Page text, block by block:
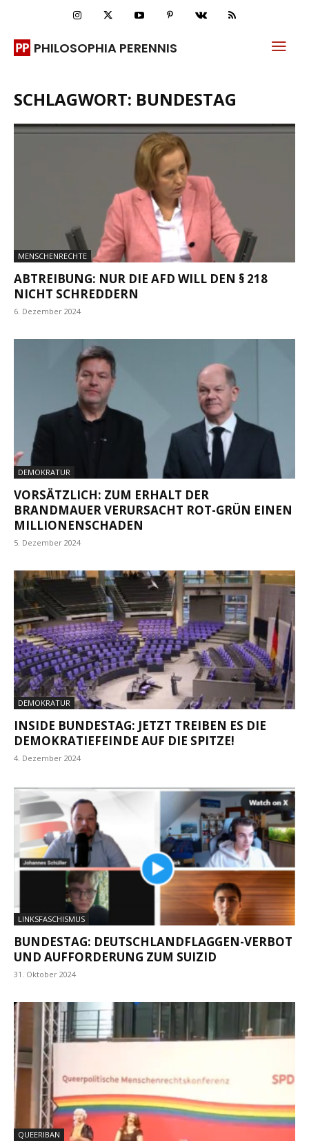
PHILOSOPHIA PERENNIS
SCHLAGWORT: BUNDESTAG
MENSCHENRECHTE
ABTREIBUNG: NUR DIE AFD WILL DEN § 218
NICHT SCHREDDERN
6. Dezember 2024
DEMOKRATUR
VORSÄTZLICH: ZUM ERHALT DER
BRANDMAUER VERURSACHT ROT-GRÜN EINEN
MILLIONENSCHADEN
5. Dezember 2024
DEMOKRATUR
INSIDE BUNDESTAG: JETZT TREIBEN ES DIE
DEMOKRATIEFEINDE AUF DIE SPITZE!
4. Dezember 2024
LINKSFASCHISMUS
BUNDESTAG: DEUTSCHLANDFLAGGEN-VERBOT
UND AUFFORDERUNG ZUM SUIZID
31. Oktober 2024
QUEERIBAN